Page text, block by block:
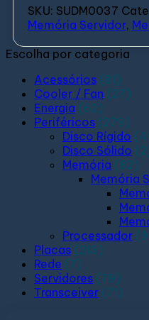
SKU: SUDM0037
Memória Servidor,
Escolha por categoria
Acessórios (81)
Cooler / Fan (27)
Energia (62)
Periféricos (279)
Disco Rígido
Disco Sólido
Memória (82)
Memória
Processador
Placas (213)
Rede (7)
Servidores (79)
Transceiver (71)